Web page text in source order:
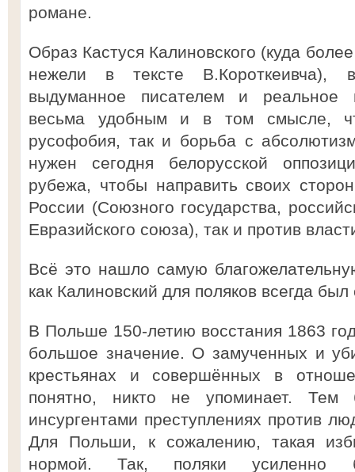
романе.
Образ Кастуся Калиновского (куда
нежели в тексте
выдуманное писателем и реальное
весьма удобным и в том смысле,
русофобия, так и борьба с
нужен сегодня белорусской
рубежа, чтобы направить своих
России (Союзного государства,
Евразийского союза), так и против
Всё это нашло самую
как Калиновский для поляков всегда
В Польше 150-летию восстания 1863
большое значение. О замученных и
крестьянах и совершённых в
понятно, никто не упоминает.
инсургентами преступлениях против
Для Польши, к сожалению, такая
нормой. Так, поляки усиленно